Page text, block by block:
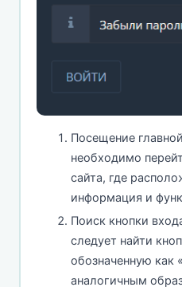
Посещение
необходимо
сайта, где
информация и
Поиск кнопки
следует найти
обозначенную как
аналогичным